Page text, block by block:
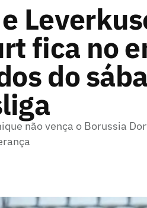
fica no
do
não vença o Borussia